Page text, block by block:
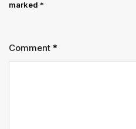
marked *
Comment *